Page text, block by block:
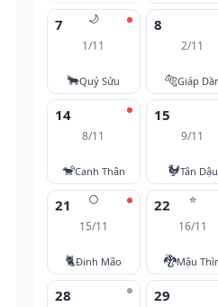
🌙
7
1/11
🐂Quý Sửu
8
2/11
🐅Giáp
14
8/11
🐒Canh Thân
15
9/11
🐓Tân Dậu
🌕
21
15/11
🐈Đinh Mão
⭐
22
16/11
🐉Mậu
28 29